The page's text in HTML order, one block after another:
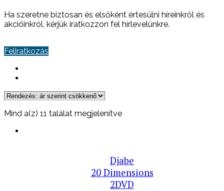
Ha szeretne biztosan és elsőként értesülni híreinkről és
akcióinkról, kérjük iratkozzon fel hírlevelünkre.
Feliratkozás
Mind a(z) 11 találat megjelenítveSorted
low
Djabe
20 Dimensions
2DVD